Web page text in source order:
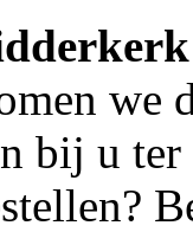
we
bij u ter